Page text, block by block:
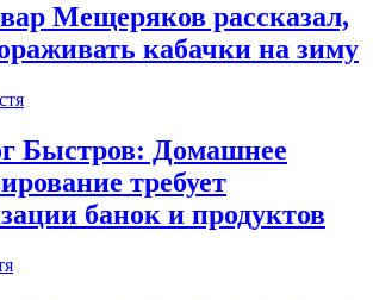
Мещеряков рассказал,
кабачки на зиму
Быстров: Домашнее
требует
банок и продуктов